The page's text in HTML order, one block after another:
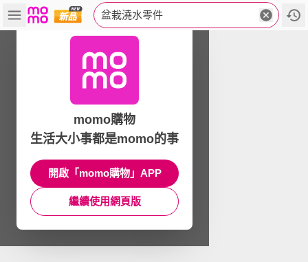
盆栽澆水零件
momo購物
生活大小事都是momo的事
開啟「momo購物」APP
繼續使用網頁版